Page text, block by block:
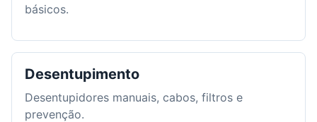
básicos.
Desentupimento
Desentupidores manuais, cabos, filtros e
prevenção.